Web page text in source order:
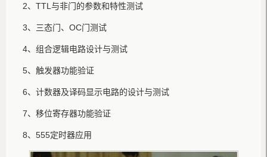
2、TTL与非门的参数和特性测试
3、三态门、OC门测试
4、组合逻辑电路设计与测试
5、触发器功能验证
6、计数器及译码显示电路的设计与测试
7、移位寄存器功能验证
8、555定时器应用